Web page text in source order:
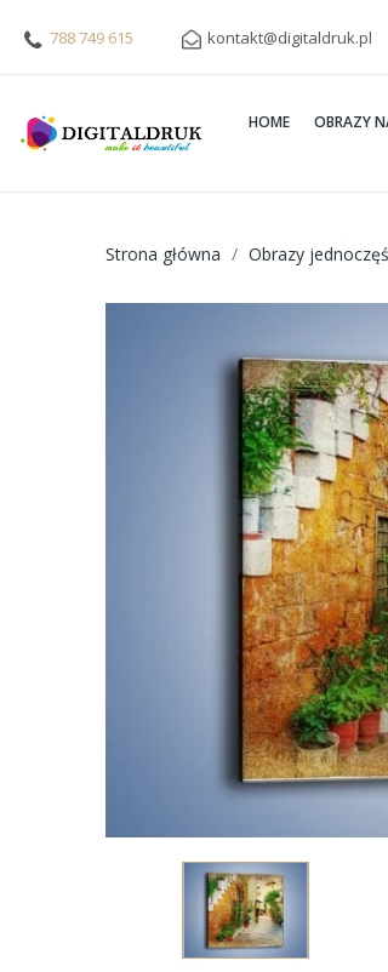
788 749 615 kontakt@digitaldruk.pl
HOME OBRAZY
Strona główna Obrazy